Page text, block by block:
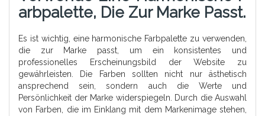
Arbpalette, Die Zur Marke Passt.
Es ist wichtig, eine harmonische Farbpalette zu verwenden,
die zur Marke passt, um ein konsistentes und
professionelles Erscheinungsbild der Website zu
gewährleisten. Die Farben sollten nicht nur ästhetisch
ansprechend sein, sondern auch die Werte und
Persönlichkeit der Marke widerspiegeln. Durch die Auswahl
von Farben, die im Einklang mit dem Markenimage stehen,